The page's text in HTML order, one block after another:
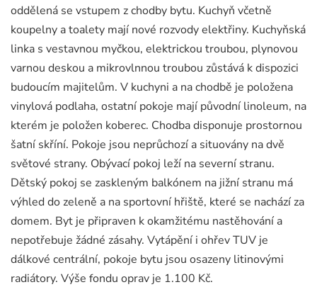
oddělená se vstupem z chodby bytu. Kuchyň včetně
koupelny a toalety mají nové rozvody elektřiny. Kuchyňská
linka s vestavnou myčkou, elektrickou troubou, plynovou
varnou deskou a mikrovlnnou troubou zůstává k dispozici
budoucím majitelům. V kuchyni a na chodbě je položena
vinylová podlaha, ostatní pokoje mají původní linoleum, na
kterém je položen koberec. Chodba disponuje prostornou
šatní skříní. Pokoje jsou neprůchozí a situovány na dvě
světové strany. Obývací pokoj leží na severní stranu.
Dětský pokoj se zaskleným balkónem na jižní stranu má
výhled do zeleně a na sportovní hřiště, které se nachází za
domem. Byt je připraven k okamžitému nastěhování a
nepotřebuje žádné zásahy. Vytápění i ohřev TUV je
dálkové centrální, pokoje bytu jsou osazeny litinovými
radiátory. Výše fondu oprav je 1.100 Kč.